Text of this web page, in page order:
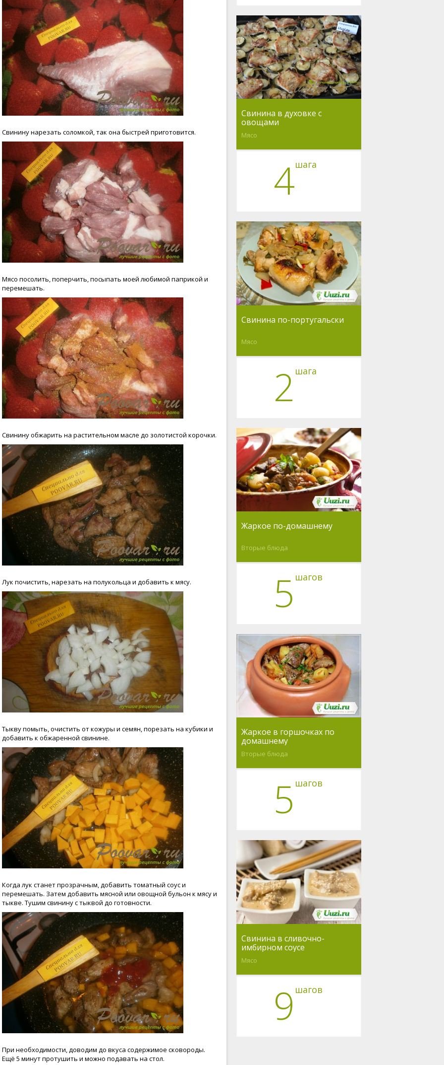
Свинину нарезать соломкой, так она быстрей приготовится.
Мясо посолить, поперчить, посыпать моей любимой паприкой и
перемешать.
Свинину обжарить на растительном масле до золотистой корочки.
Лук почистить, нарезать на полукольца и добавить к мясу.
Тыкву помыть, очистить от кожуры и семян, порезать на кубики и
добавить к обжаренной свинине.
Когда лук станет прозрачным, добавить томатный соус и
перемешать. Затем добавить мясной или овощной бульон к мясу и
тыкве. Тушим свинину с тыквой до готовности.
При необходимости, доводим до вкуса содержимое сковороды.
Ещё 5 минут протушить и можно подавать на стол.
Свинина в духовке с
овощами
Мясо
4шага
Свинина по-португальски
Мясо
2 шага
Жаркое по-домашнему
Вторые блюда
5 шагов
Жаркое в горшочках по
домашнему
Вторые блюда
5 шагов
Свинина в сливочно-
имбирном соусе
Мясо
9 шагов